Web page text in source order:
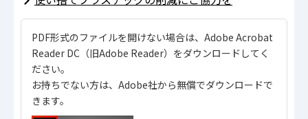
PDF形式のファイルを開けない場合は、Adobe Acrobat
Reader DC（旧Adobe Reader）をダウンロードしてく
ださい。
お持ちでない方は、Adobe社から無償でダウンロードで
きます。